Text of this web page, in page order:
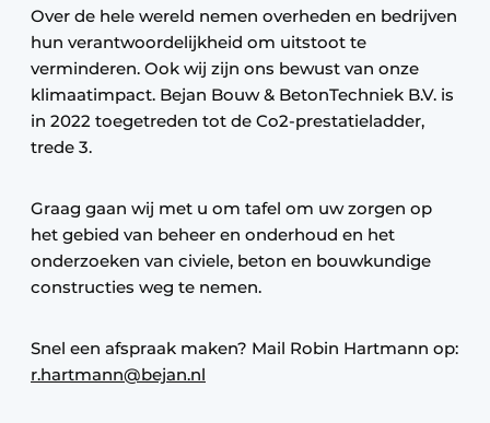
Over de hele wereld nemen overheden en bedrijven
hun verantwoordelijkheid om uitstoot te
verminderen. Ook wij zijn ons bewust van onze
klimaatimpact. Bejan Bouw & BetonTechniek B.V. is
in 2022 toegetreden tot de Co2-prestatieladder,
trede 3.
Graag gaan wij met u om tafel om uw zorgen op
het gebied van beheer en onderhoud en het
onderzoeken van civiele, beton en bouwkundige
constructies weg te nemen.
Snel een afspraak maken? Mail Robin Hartmann op:
r.hartmann@bejan.nl